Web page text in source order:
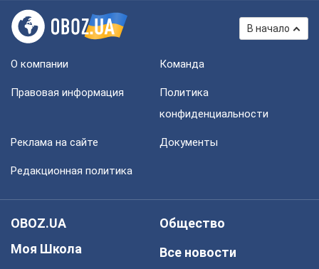
В начало
О компании Команда
Правовая информация
Политика
конфиденциальности
Реклама на сайте Документы
Редакционная политика
OBOZ.UA
Моя Школа
Общество
Все новости